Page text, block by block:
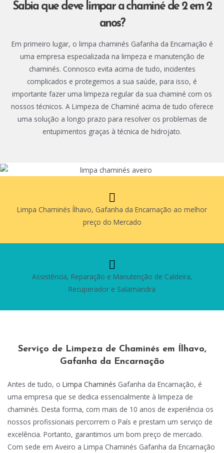
Sabia que deve limpar a chaminé de 2 em 2
anos?
Em primeiro lugar, o limpa chaminés Gafanha da Encarnação é
uma empresa especializada na limpeza e manutenção de
chaminés. Connosco evita acima de tudo, incidentes
complicados e protegemos a sua saúde, para isso, é
importante fazer uma limpeza regular da sua chaminé com os
nossos técnicos. A Limpeza de Chaminé acima de tudo oferece
uma solução a longo prazo para resolver os problemas de
entupimentos graças à técnica de hidrojato.
Limpa Chaminés Ílhavo, Gafanha da Encarnação ao melhor
preço do Mercado
Assistência, Reparação e Manutenção de Caldeira,
Recuperador e Salamandra
Serviço de Limpeza de Chaminés em Ílhavo,
Gafanha da Encarnação
Antes de tudo, o Limpa Chaminés Gafanha da Encarnação, é
uma empresa que se dedica essencialmente à limpeza de
chaminés. Desta forma, com mais de 10 anos de experiência os
nossos profissionais percorrem o País e prestam um serviço de
excelência. Portanto, garantimos um bom preço de mercado.
Com sede em Aveiro a Limpa Chaminés Gafanha da Encarnação